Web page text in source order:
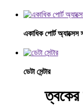
একাধিক পোর্ট অ্যাক্সেস
ডেটা সেন্টার
ত্বকের